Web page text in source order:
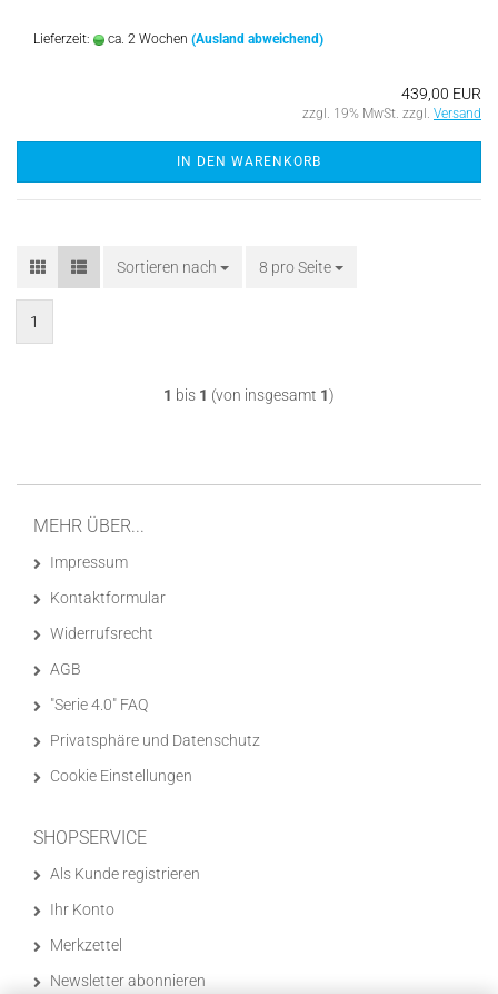
Lieferzeit: ca. 2 Wochen (Ausland abweichend)
439,00 EUR
zzgl. 19% MwSt. zzgl. Versand
IN DEN WARENKORB
Sortieren nach
Sortieren nach 8 pro Seite
pro Seite
1
1 bis 1 (von insgesamt 1)
MEHR ÜBER...
Impressum
Kontaktformular
Widerrufsrecht
AGB
"Serie 4.0" FAQ
Privatsphäre und Datenschutz
Cookie Einstellungen
SHOPSERVICE
Als Kunde registrieren
Ihr Konto
Merkzettel
Newsletter abonnieren